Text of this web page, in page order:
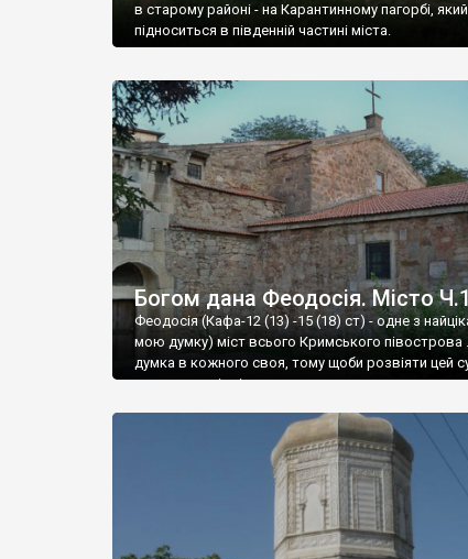
в старому районі - на Карантинному пагорбі, який
підноситься в південній частині міста.
Богом дана Феодосія. Місто
Феодосія (Кафа-12 (13) -15 (18) ст) - одне з
мою думку) міст всього Кримського півострова
думка в кожного своя, тому щоби розвіяти цей
запрошую відвідати це